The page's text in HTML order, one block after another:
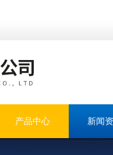
产品中心 新闻